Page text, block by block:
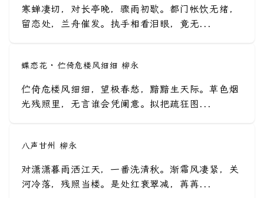
寒蝉凄切，对长亭晚，骤雨初歇。都门帐饮无绪，
留恋处，兰舟催发。执手相看泪眼，竟无...
蝶恋花 · 伫倚危楼风细细 柳永
伫倚危楼风细细，望极春愁，黯黯生天际。草色烟
光残照里，无言谁会凭阑意。拟把疏狂图...
八声甘州 柳永
对潇潇暮雨洒江天，一番洗清秋。渐霜风凄紧，关
河冷落，残照当楼。是处红衰翠减，苒苒...